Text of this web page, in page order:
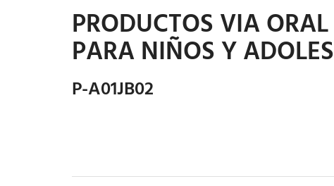
PRODUCTOS VIA
PARA NIÑOS Y
P-A01JB02